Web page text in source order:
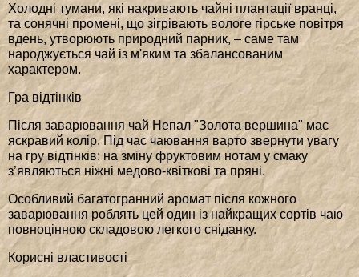
Холодні тумани, які накривають чайні плантації вранці,
та сонячні промені, що зігрівають вологе гірське повітря
вдень, утворюють природний парник, – саме там
народжується чай із м'яким та збалансованим
характером.
Гра відтінків
Після заварювання чай Непал "Золота вершина" має
яскравий колір. Під час чаювання варто звернути увагу
на гру відтінків: на зміну фруктовим нотам у смаку
з’являються ніжні медово-квіткові та пряні.
Особливий багатогранний аромат після кожного
заварювання роблять цей один із найкращих сортів чаю
повноцінною складовою легкого сніданку.
Корисні властивості